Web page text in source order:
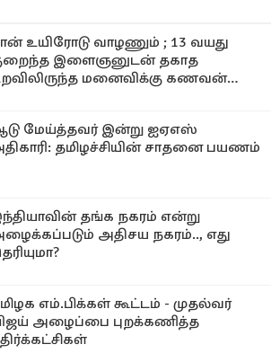
உயிரோடு வாழணும் ; 13 வயது
இளைஞனுடன் தகாத
மனைவிக்கு கணவன்
மேய்த்தவர் இன்று ஐஏஎஸ்
தமிழச்சியின் சாதனை பயணம்
தங்க நகரம் என்று
அதிசய நகரம்.., எது
எம்.பிக்கள் கூட்டம் - முதல்வர்
அழைப்பை புறக்கணித்த